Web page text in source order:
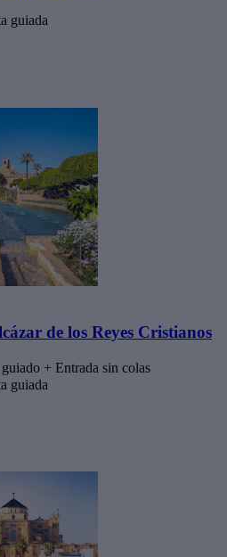
guiada
de los Reyes Cristianos
+ Entrada sin colas
guiada